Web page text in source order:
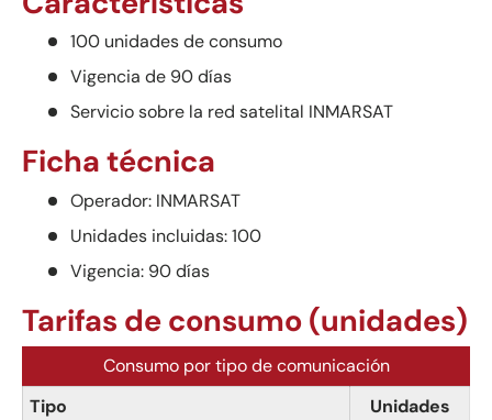
100 unidades de consumo
Vigencia de 90 días
Servicio sobre la red satelital INMARSAT
Ficha técnica
Operador: INMARSAT
Unidades incluidas: 100
Vigencia: 90 días
Tarifas de consumo (unidades)
Consumo por tipo de comunicación
Tipo
Unidades